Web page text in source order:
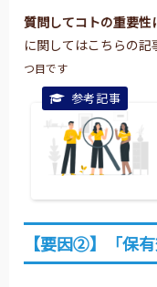
質問してコトの重要性
に関してはこちらの記
つ目です
【要因②】「保